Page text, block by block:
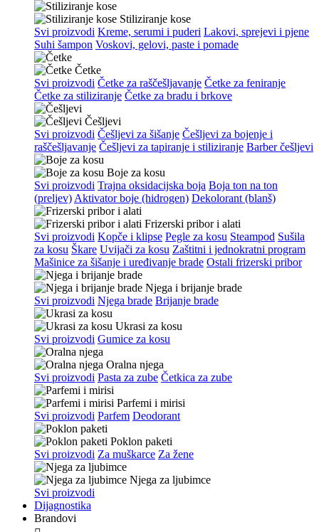
Stiliziranje kose
Svi proizvodi Kreme, serumi i puderi Lakovi, sprejevi i pjene
Suhi šampon Voskovi, gelovi, paste i pomade
Četke
Svi proizvodi Četke za raščešljavanje Četke za feniranje
Četke za stiliziranje Četke za bradu i brkove
Češljevi
Svi proizvodi Češljevi za šišanje Češljevi za bojenje i
raščešljavanje Češljevi za tapiranje i stiliziranje Barber češljevi
Boje za kosu
Svi proizvodi Trajna oksidacijska boja Boja ton na ton
(preljev) Aktivator boje (hidrogen) Dekolorant (blanš)
Frizerski pribor i alati
Svi proizvodi Kopče i klipse Pegle za kosu Steampod Sušila
za kosu Škare Uvijači za kosu Zaštitni i jednokratni program
Mašinice za šišanje i uređivanje brade Ostali frizerski pribor
Njega i brijanje brade
Svi proizvodi Njega brade Brijanje brade
Ukrasi za kosu
Svi proizvodi Gumice za kosu
Oralna njega
Svi proizvodi Pasta za zube Četkica za zube
Parfemi i mirisi
Svi proizvodi Parfem Deodorant
Poklon paketi
Svi proizvodi Za muškarce Za žene
Njega za ljubimce
Svi proizvodi
Dijagnostika
Brandovi